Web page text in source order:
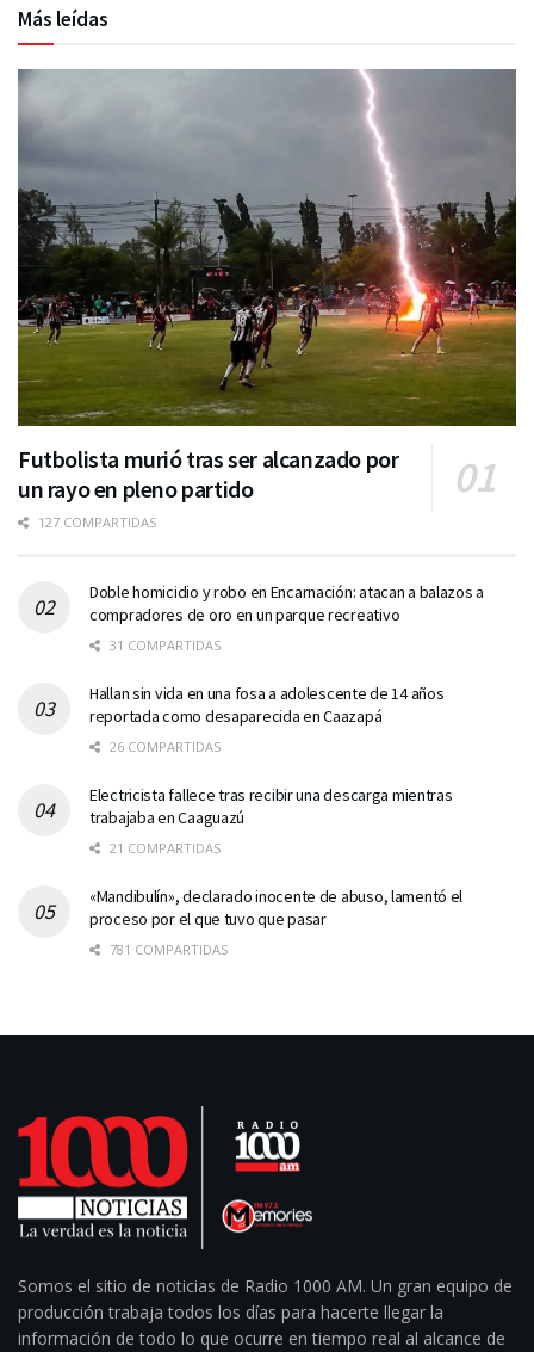
Más leídas
Futbolista murió tras ser alcanzado por
un rayo en pleno partido
127 COMPARTIDAS
Doble homicidio y robo en Encarnación: atacan a balazos a
compradores de oro en un parque recreativo
31 COMPARTIDAS
Hallan sin vida en una fosa a adolescente de 14 años
reportada como desaparecida en Caazapá
26 COMPARTIDAS
Electricista fallece tras recibir una descarga mientras
trabajaba en Caaguazú
21 COMPARTIDAS
«Mandibulín», declarado inocente de abuso, lamentó el
proceso por el que tuvo que pasar
781 COMPARTIDAS
Somos el sitio de noticias de Radio 1000 AM. Un gran equipo de
producción trabaja todos los días para hacerte llegar la
información de todo lo que ocurre en tiempo real al alcance de